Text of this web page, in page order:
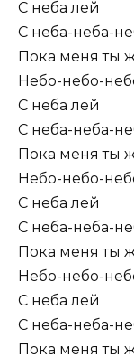
С неба лей
С неба-неба-
Пока меня ты
Небо-небо-
С неба лей
С неба-неба-
Пока меня ты
Небо-небо-
С неба лей
С неба-неба-
Пока меня ты
Небо-небо-
С неба лей
С неба-неба-
Пока меня ты